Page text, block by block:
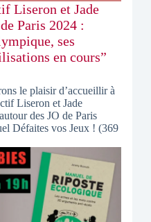
Liseron et Jade
Paris 2024 :
ses
en cours”
le plaisir d’accueillir à
Liseron et Jade
des JO de Paris
Défaites vos Jeux ! (369